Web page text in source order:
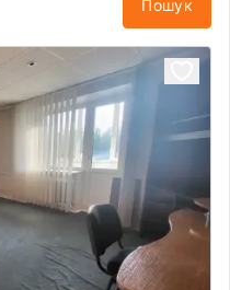
Пошук